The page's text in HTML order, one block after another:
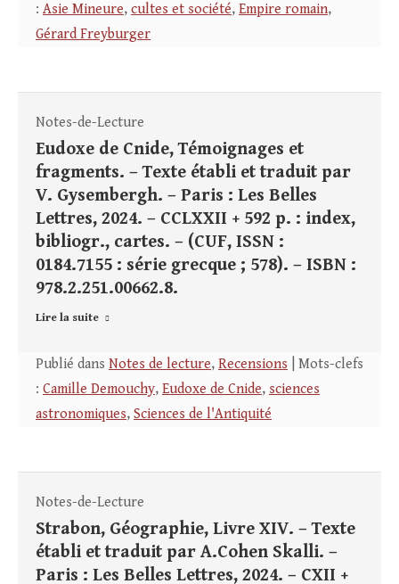
: Asie Mineure, cultes et société, Empire romain,
Gérard Freyburger
Notes-de-Lecture
Eudoxe de Cnide, Témoignages et
fragments. – Texte établi et traduit par
V. Gysembergh. – Paris : Les Belles
Lettres, 2024. – CCLXXII + 592 p. : index,
bibliogr., cartes. – (CUF, ISSN :
0184.7155 : série grecque ; 578). – ISBN :
978.2.251.00662.8.
Lire la suite
Publié dans Notes de lecture, Recensions | Mots-clefs
: Camille Demouchy, Eudoxe de Cnide, sciences
astronomiques, Sciences de l'Antiquité
Notes-de-Lecture
Strabon, Géographie, Livre XIV. – Texte
établi et traduit par A.Cohen Skalli. –
Paris : Les Belles Lettres, 2024. – CXII +